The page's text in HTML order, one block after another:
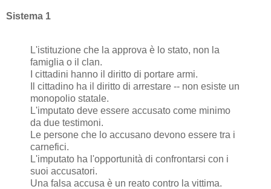
Sistema 1
L'istituzione che la approva è lo stato, non la
famiglia o il clan.
I cittadini hanno il diritto di portare armi.
Il cittadino ha il diritto di arrestare -- non esiste un
monopolio statale.
L'imputato deve essere accusato come minimo
da due testimoni.
Le persone che lo accusano devono essere tra i
carnefici.
L'imputato ha l'opportunità di confrontarsi con i
suoi accusatori.
Una falsa accusa è un reato contro la vittima.